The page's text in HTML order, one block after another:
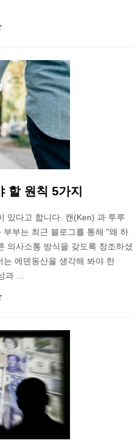
할 원칙 5가지
있다고 합니다. 캔(Ken) 과 투루
부는 최근 블로그를 통해 "왜 하
의사소통 방식을 갖도록 창조하셨
에덴동산을 생각해 봐야 한
과 …